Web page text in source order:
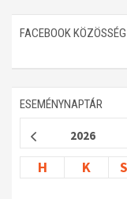
FACEBOOK KÖZÖSSÉG
ESEMÉNYNAPTÁR
2026
H K